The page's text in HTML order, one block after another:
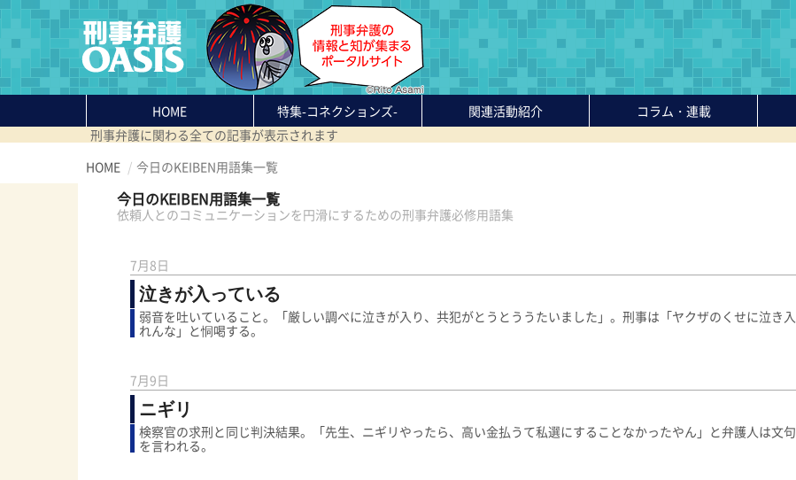
HOME 特集-コネクションズ- 関連活動紹介 コラム・連載
刑事弁護に関わる全ての記事が表示されます
HOME
今日のKEIBEN用語集一覧
今日のKEIBEN用語集一覧
依頼人とのコミュニケーションを円滑にするための刑事弁護必修用語集
7月8日
泣きが入っている
弱音を吐いていること。「厳しい調べに泣きが入り、共犯がとうとううたいました」。刑事は「ヤクザのくせに泣き入
れんな」と恫喝する。
7月9日
ニギリ
検察官の求刑と同じ判決結果。「先生、ニギリやったら、高い金払うて私選にすることなかったやん」と弁護人は文句
を言われる。